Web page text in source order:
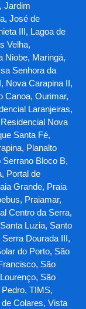
Jardim
José de
III, Lagoa de
Velha,
Niobe, Maringá,
Senhora da
Nova Carapina II,
Canoa, Ourimar,
Laranjeiras,
Nova
Santa Fé,
Planalto
Serrano Bloco B,
Portal de
Grande, Praia
Praiamar,
Centro da Serra,
Luzia, Santo
Dourada III,
do Porto, São
São
São
TIMS,
Colares, Vista